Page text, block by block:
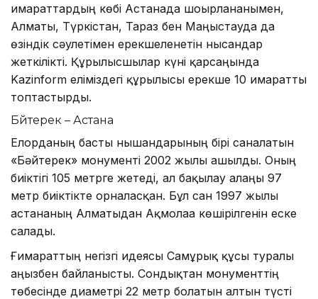
ғимараттардың көбі Астанада шоғырланғанымен,
Алматы, Түркістан, Тараз бен Маңғыстауда да
өзіндік сәулетімен ерекшеленетін нысандар
жеткілікті. Құрылысшылар күні қарсаңында
Kazinform еліміздегі құрылысы ерекше 10 ғимаратты
топтастырды.
Бәйтерек – Астана
Елорданың басты нышандарының бірі саналатын
«Бәйтерек» монументі 2002 жылы ашылды. Оның
биіктігі 105 метрге жетеді, ал бақылау алаңы 97
метр биіктікте орналасқан. Бұл сан 1997 жылы
астананың Алматыдан Ақмолаға көшірілгенін еске
салады.
Ғимараттың негізгі идеясы Самұрық құсы туралы
аңызбен байланысты. Сондықтан монументтің
төбесінде диаметрі 22 метр болатын алтын түсті